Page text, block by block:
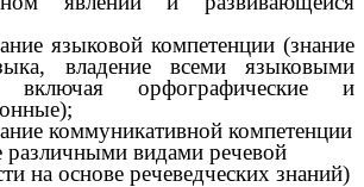
языковой компетенции (знание
владение всеми языковыми
включая орфографические и
коммуникативной компетенции
различными видами речевой
на основе речеведческих знаний)